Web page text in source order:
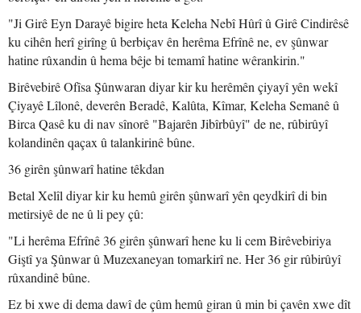
"Ji Girê Eyn Darayê bigire heta Keleha Nebî Hûrî û Girê Cindirêsê
ku cihên herî girîng û berbiçav ên herêma Efrînê ne, ev şûnwar
hatine rûxandin û hema bêje bi temamî hatine wêrankirin."
Birêvebirê Ofîsa Şûnwaran diyar kir ku herêmên çiyayî yên wekî
Çiyayê Lîlonê, deverên Beradê, Kalûta, Kîmar, Keleha Semanê û
Birca Qasê ku di nav sînorê "Bajarên Jibîrbûyî" de ne, rûbirûyî
kolandinên qaçax û talankirinê bûne.
36 girên şûnwarî hatine têkdan
Betal Xelîl diyar kir ku hemû girên şûnwarî yên qeydkirî di bin
metirsiyê de ne û li pey çû:
"Li herêma Efrînê 36 girên şûnwarî hene ku li cem Birêvebiriya
Giştî ya Şûnwar û Muzexaneyan tomarkirî ne. Her 36 gir rûbirûyî
rûxandinê bûne.
Ez bi xwe di dema dawî de çûm hemû giran û min bi çavên xwe dît